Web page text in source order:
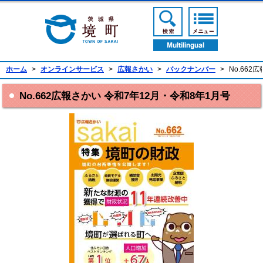
境町公式ホームページ検索ボタン
ホーム > オンラインサービス > 広報さかい > バックナンバー > No.662広
No.662広報さかい 令和7年12月・令和8年1月号